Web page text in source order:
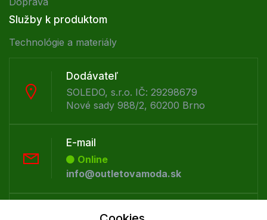
Služby k produktom
Technológie a materiály
Dodávateľ
SOLEDO, s.r.o. IČ: 29298679
Nové sady 988/2, 60200 Brno
E-mail
Online
info@outletovamoda.sk
Telefón: